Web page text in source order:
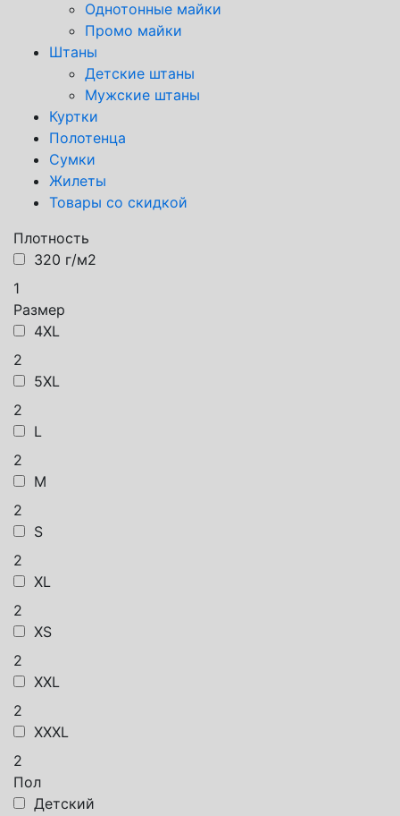
Однотонные майки
Промо майки
Штаны
Детские штаны
Мужские штаны
Куртки
Полотенца
Сумки
Жилеты
Товары со скидкой
Плотность
320 г/м2
1
Размер
4XL
2
5XL
2
L
2
M
2
S
2
XL
2
XS
2
XXL
2
XXXL
2
Пол
Детский